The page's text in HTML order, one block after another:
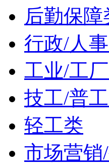
后勤保障
行政/人
工业/工
技工/普
轻工类
市场营销